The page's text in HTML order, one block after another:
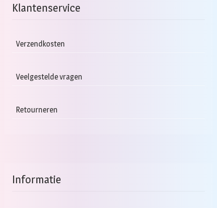
Klantenservice
Verzendkosten
Veelgestelde vragen
Retourneren
Informatie